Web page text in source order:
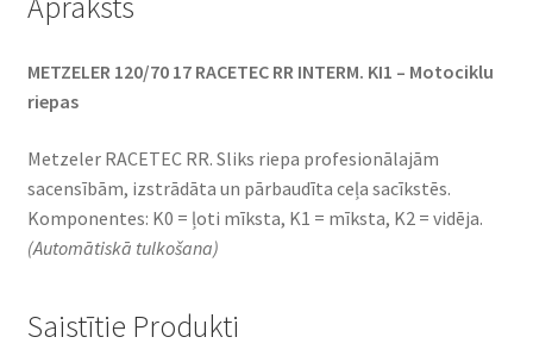
METZELER 120/70 17 RACETEC RR INTERM. KI1 – Motociklu
riepas
Metzeler RACETEC RR. Sliks riepa profesionālajām
sacensībām, izstrādāta un pārbaudīta ceļa sacīkstēs.
Komponentes: K0 = ļoti mīksta, K1 = mīksta, K2 = vidēja.
(Automātiskā tulkošana)
Saistītie Produkti